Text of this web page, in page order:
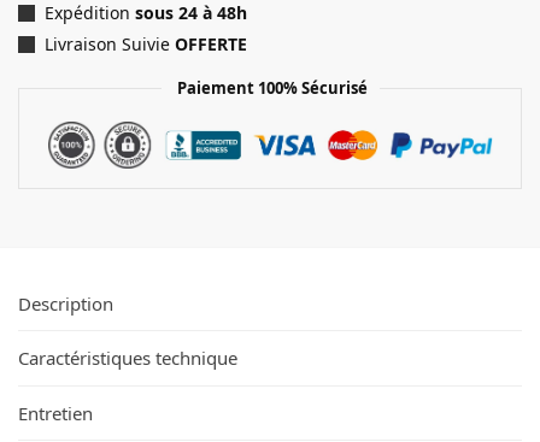
Expédition sous 24 à 48h
Livraison Suivie OFFERTE
Paiement 100% Sécurisé
Description
Caractéristiques technique
Entretien